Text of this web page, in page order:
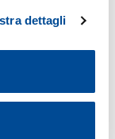
dati personali
ed
dettagli
Sofia
). Iscriviti alla
(Ora Libera).
culturale di